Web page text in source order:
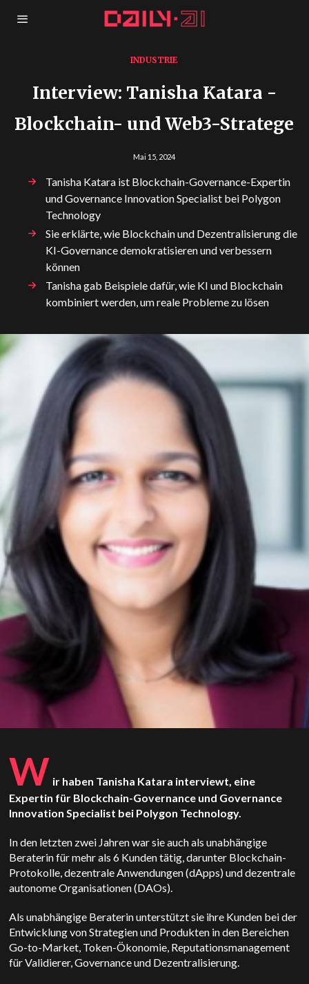
INDUSTRIE
Interview: Tanisha Katara -
Blockchain- und Web3-Stratege
Mai 15, 2024
Tanisha Katara ist Blockchain-Governance-Expertin
und Governance Innovation Specialist bei Polygon
Technology
Sie erklärte, wie Blockchain und Dezentralisierung die
KI-Governance demokratisieren und verbessern
können
Tanisha gab Beispiele dafür, wie KI und Blockchain
kombiniert werden, um reale Probleme zu lösen
W ir haben Tanisha Katara interviewt, eine
Expertin für Blockchain-Governance und Governance
Innovation Specialist bei Polygon Technology.
In den letzten zwei Jahren war sie auch als unabhängige
Beraterin für mehr als 6 Kunden tätig, darunter Blockchain-
Protokolle, dezentrale Anwendungen (dApps) und dezentrale
autonome Organisationen (DAOs).
Als unabhängige Beraterin unterstützt sie ihre Kunden bei der
Entwicklung von Strategien und Produkten in den Bereichen
Go-to-Market, Token-Ökonomie, Reputationsmanagement
für Validierer, Governance und Dezentralisierung.